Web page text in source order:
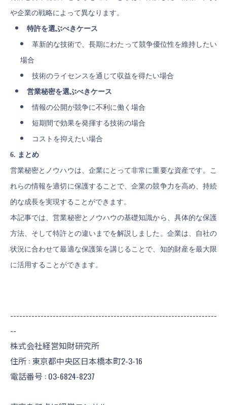
や企業の戦略によって異なります。
特許を選ぶべきケース
革新的な技術で、長期にわたって競争優位性を維持したい
場合
技術のライセンスを通じて収益を得たい場合
営業秘密を選ぶべきケース
情報の公開が競争に不利に働く場合
短期間で効果を発揮する技術の場合
コストを抑えたい場合
6. まとめ
営業秘密とノウハウは、企業にとって非常に重要な資産です。こ
れらの情報を適切に保護することで、企業の競争力を高め、持続
的な成長を実現することができます。
本記事では、営業秘密とノウハウの基礎知識から、具体的な保護
方法、そして特許との違いまでを解説しました。企業は、自社の
状況に合わせて最適な保護策を講じることで、知的財産を最大限
に活用することができます。
--------------------------------------------------------------------
--
株式会社経営知財研究所
住所 : 東京都中央区日本橋本町2-3-16
電話番号 : 03-6824-8237